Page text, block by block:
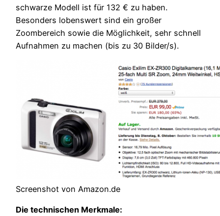
schwarze Modell ist für 132 € zu haben.
Besonders lobenswert sind ein großer
Zoombereich sowie die Möglichkeit, sehr schnell
Aufnahmen zu machen (bis zu 30 Bilder/s).
Screenshot von Amazon.de
Die technischen Merkmale: